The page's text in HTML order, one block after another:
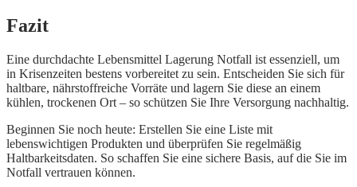
Fazit
Eine durchdachte Lebensmittel Lagerung Notfall ist essenziell, um
in Krisenzeiten bestens vorbereitet zu sein. Entscheiden Sie sich für
haltbare, nährstoffreiche Vorräte und lagern Sie diese an einem
kühlen, trockenen Ort – so schützen Sie Ihre Versorgung nachhaltig.
Beginnen Sie noch heute: Erstellen Sie eine Liste mit
lebenswichtigen Produkten und überprüfen Sie regelmäßig
Haltbarkeitsdaten. So schaffen Sie eine sichere Basis, auf die Sie im
Notfall vertrauen können.